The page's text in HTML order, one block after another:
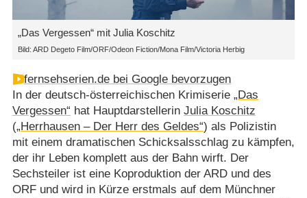
„Das Vergessen“ mit Julia Koschitz
Bild: ARD Degeto Film/ORF/Odeon Fiction/Mona Film/Victoria Herbig
fernsehserien.de bei Google bevorzugen
In der deutsch-österreichischen Krimiserie „Das
Vergessen“ hat Hauptdarstellerin Julia Koschitz
(„Herrhausen – Der Herr des Geldes“) als Polizistin
mit einem dramatischen Schicksalsschlag zu kämpfen,
der ihr Leben komplett aus der Bahn wirft. Der
Sechsteiler ist eine Koproduktion der ARD und des
ORF und wird in Kürze erstmals auf dem Münchner